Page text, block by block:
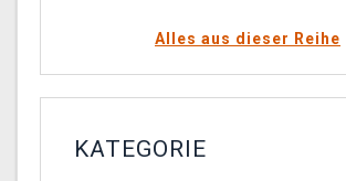
Alles aus dieser Reihe
KATEGORIE